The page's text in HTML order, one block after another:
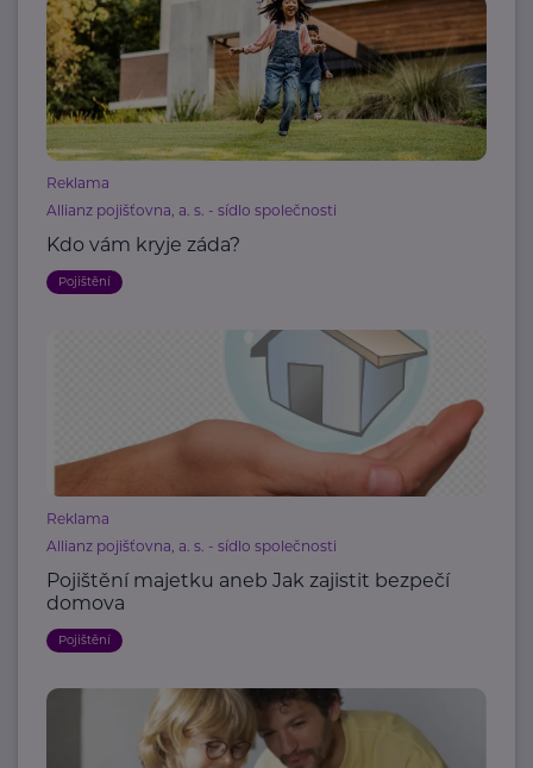
Reklama
Allianz pojišťovna, a. s. - sídlo společnosti
Kdo vám kryje záda?
Pojištění
Reklama
Allianz pojišťovna, a. s. - sídlo společnosti
Pojištění majetku aneb Jak zajistit bezpečí
domova
Pojištění